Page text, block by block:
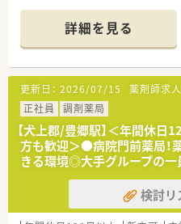
＊
【店舗情報と応需状況につい
■最寄り駅である豊郷駅か
近の好立地に位置する薬局
■門前の総合病院から内科
日約70枚応需しております。
■現在は常勤1名とパート2
も在籍して協力し合ってい
【募集背景と求める人物像
■今回は体制強化のための
勤務できる正社員を募集し
■地域医療の発展に貢献し
詳細を見る
更新日： 2026/07/15 薬剤師求人
正社員
調剤薬局
【犬上郡/豊郷駅】＜年間休日
方も歓迎＞●病院門前薬局！
きる環境◎大手グループの一
検討リ